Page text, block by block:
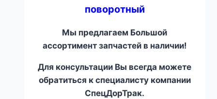
поворотный
Мы предлагаем Большой
ассортимент запчастей в наличии!
Для консультации Вы всегда можете
обратиться к специалисту компании
СпецДорТрак.